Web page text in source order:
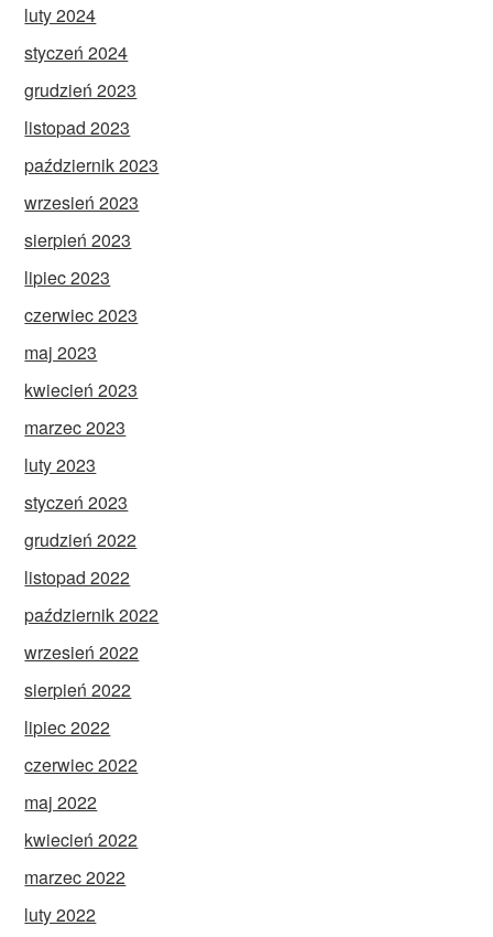
luty 2024
styczeń 2024
grudzień 2023
listopad 2023
październik 2023
wrzesień 2023
sierpień 2023
lipiec 2023
czerwiec 2023
maj 2023
kwiecień 2023
marzec 2023
luty 2023
styczeń 2023
grudzień 2022
listopad 2022
październik 2022
wrzesień 2022
sierpień 2022
lipiec 2022
czerwiec 2022
maj 2022
kwiecień 2022
marzec 2022
luty 2022